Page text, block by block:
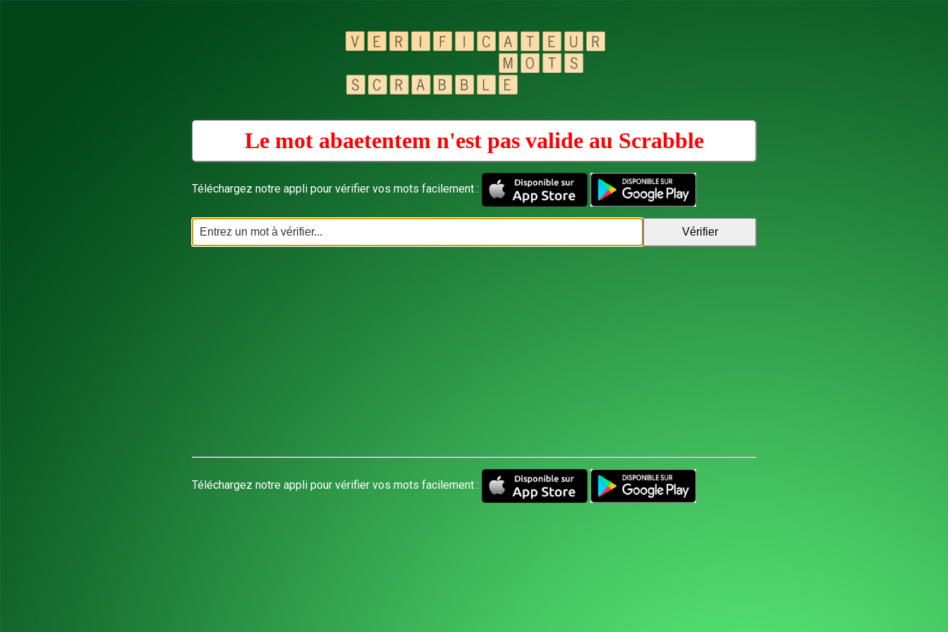
Le mot abaetentem n'est pas valide au Scrabble
Téléchargez notre appli pour vérifier vos mots facilement :
Téléchargez notre appli pour vérifier vos mots facilement :